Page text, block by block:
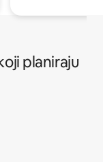
planiraju